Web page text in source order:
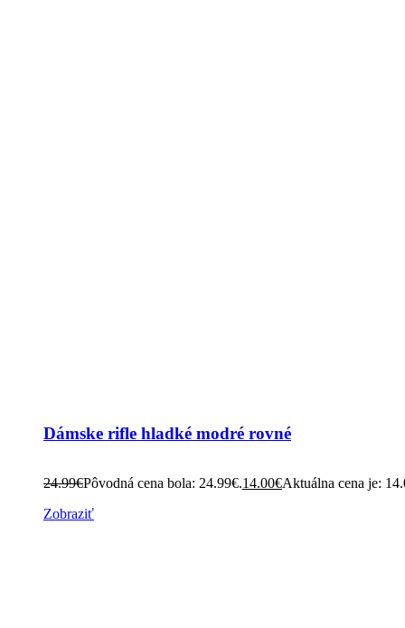
Dámske rifle hladké modré rovné
24.99€Pôvodná cena bola: 24.99€.14.00€Aktuálna cena je:
Zobraziť